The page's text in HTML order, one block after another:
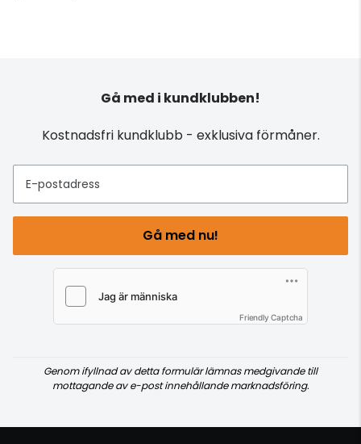
Gå med i kundklubben!
Kostnadsfri kundklubb - exklusiva förmåner.
E-postadress
Gå med nu!
Friendly Captcha
Genom ifyllnad av detta formulär lämnas medgivande till
mottagande av e-post innehållande marknadsföring.